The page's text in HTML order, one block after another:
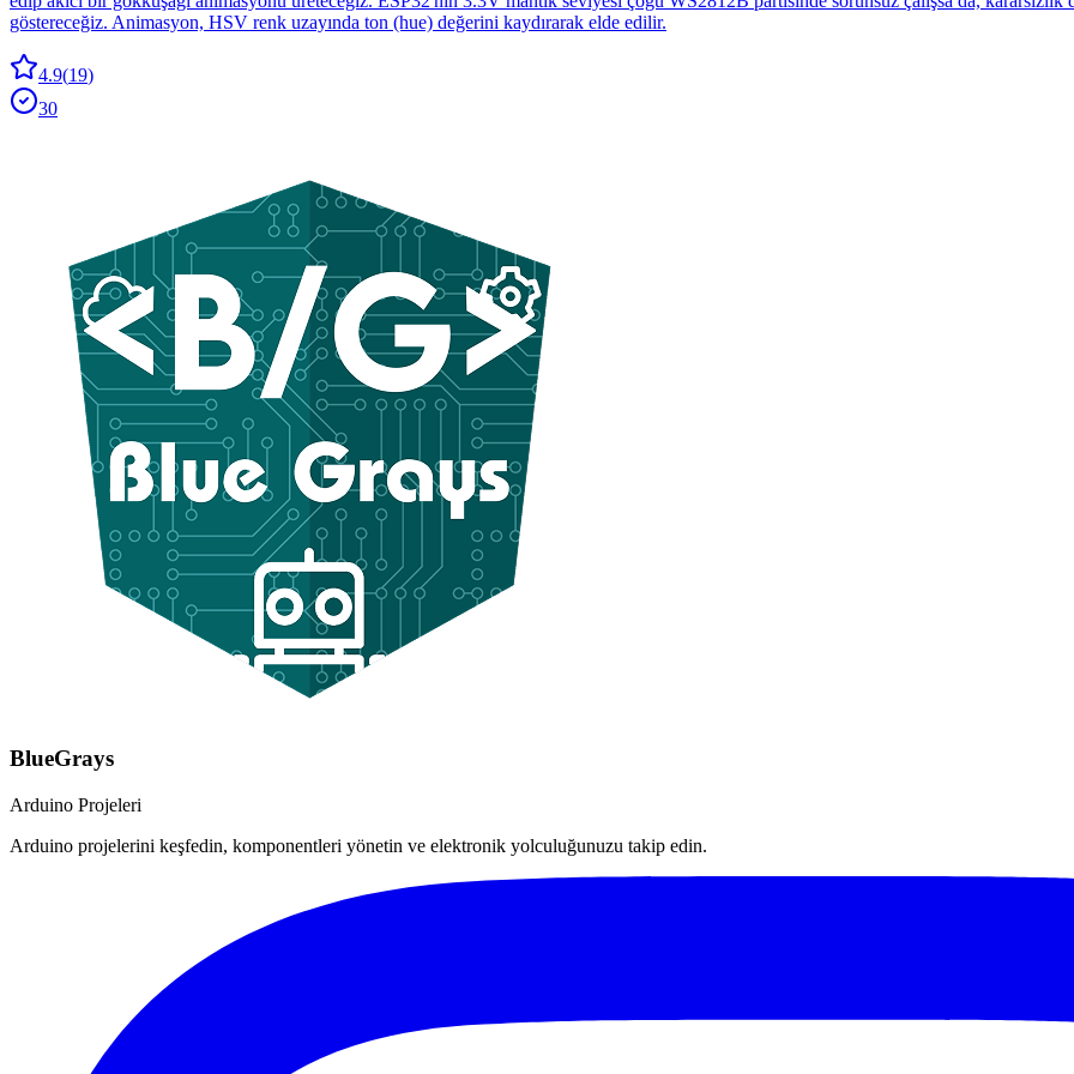
göstereceğiz. Animasyon, HSV renk uzayında ton (hue) değerini kaydırarak elde edilir.
4.9(19)
30
BlueGrays
Arduino Projeleri
Arduino projelerini keşfedin, komponentleri yönetin ve elektronik yolculuğunuzu takip edin.